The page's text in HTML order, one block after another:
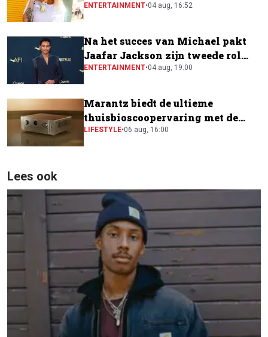
festivalfavoriet is
ENTERTAINMENT•04 aug, 16:52
Na het succes van Michael pakt
Jaafar Jackson zijn tweede rol
naast Will Smith
ENTERTAINMENT•04 aug, 19:00
Marantz biedt de ultieme
thuisbioscoopervaring met de
CINEMA Series 2
LIFESTYLE•06 aug, 16:00
Lees ook